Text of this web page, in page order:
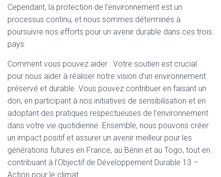
Cependant, la protection de l’environnement est un
processus continu, et nous sommes déterminés à
poursuivre nos efforts pour un avenir durable dans ces trois
pays.
Comment vous pouvez aider : Votre soutien est crucial
pour nous aider à réaliser notre vision d’un environnement
préservé et durable. Vous pouvez contribuer en faisant un
don, en participant à nos initiatives de sensibilisation et en
adoptant des pratiques respectueuses de l’environnement
dans votre vie quotidienne. Ensemble, nous pouvons créer
un impact positif et assurer un avenir meilleur pour les
générations futures en France, au Bénin et au Togo, tout en
contribuant à l’Objectif de Développement Durable 13 –
Action pour le climat.